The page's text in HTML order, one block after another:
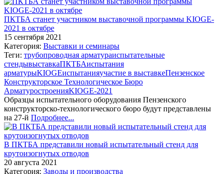
ПКТБА станет участником выставочной программы KIOGE-
2021 в октябре
15 сентября 2021
Категория: Выставки и семинары
Теги: трубопроводная арматураиспытательные
стендывыставкаПКТБАиспытания
арматурыKIOGEиспытанияучастие в выставкеПензенское
Конструкторское Технологическое Бюро
АрматуростроенияKIOGE-2021
Образцы испытательного оборудования Пензенского
конструкторско-технологического бюро будут представлены
на 27-й Подробнее...
В ПКТБА представили новый испытательный стенд для
крутоизогнутых отводов
20 августа 2021
Категория: Заводы и производства